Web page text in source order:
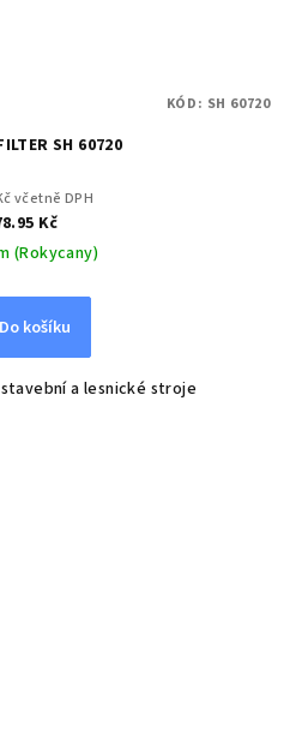
SH 60720
včetně DPH
Kč
(Rokycany)
Do košíku
a lesnické stroje
KÓD: SH 60720